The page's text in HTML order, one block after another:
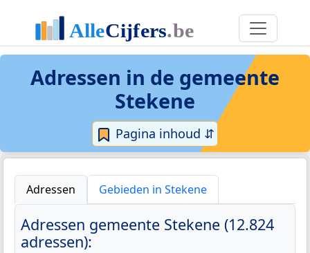
Adressen in de gemeente
Stekene
Pagina inhoud ⇵
Adressen Gebieden in Stekene
Adressen gemeente Stekene (12.824
adressen):